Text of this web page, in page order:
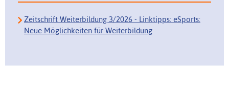
Zeitschrift Weiterbildung 3/2026 - Linktipps: eSports:
Neue Möglichkeiten für Weiterbildung